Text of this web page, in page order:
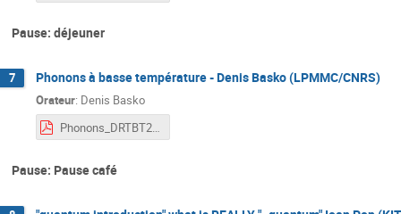
Pause: déjeuner
7 Phonons à basse température - Denis Basko (LPMMC/CNRS)
Orateur: Denis Basko
Phonons_DRTBT2024.pdf
Pause: Pause café